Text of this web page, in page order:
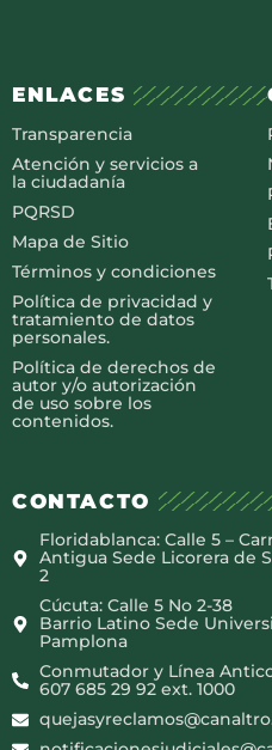
ENLACES
Transparencia
Atención y servicios a
la ciudadanía
PQRSD
Mapa de Sitio
Términos y condiciones
Política de privacidad y
tratamiento de datos
personales.
Política de derechos de
autor y/o autorización
de uso sobre los
contenidos.
CONTACTO
Floridablanca: Calle 5 –
Antigua Sede Licorera de
2
Cúcuta: Calle 5 No 2-38
Barrio Latino Sede
Pamplona
Conmutador y Línea
607 685 29 92 ext. 1000